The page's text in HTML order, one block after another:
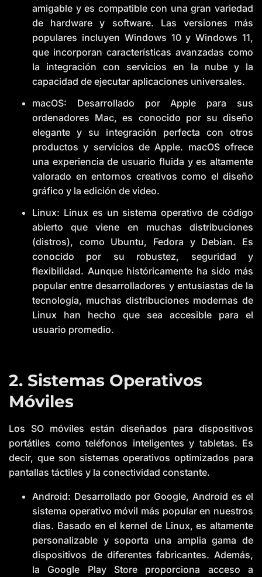
amigable y es compatible con una gran variedad
de hardware y software. Las versiones más
populares incluyen Windows 10 y Windows 11,
que incorporan características avanzadas como
la integración con servicios en la nube y la
capacidad de ejecutar aplicaciones universales.
macOS: Desarrollado por Apple para sus
ordenadores Mac, es conocido por su diseño
elegante y su integración perfecta con otros
productos y servicios de Apple. macOS ofrece
una experiencia de usuario fluida y es altamente
valorado en entornos creativos como el diseño
gráfico y la edición de video.
Linux: Linux es un sistema operativo de código
abierto que viene en muchas distribuciones
(distros), como Ubuntu, Fedora y Debian. Es
conocido por su robustez, seguridad y
flexibilidad. Aunque históricamente ha sido más
popular entre desarrolladores y entusiastas de la
tecnología, muchas distribuciones modernas de
Linux han hecho que sea accesible para el
usuario promedio.
2. Sistemas Operativos
Móviles
Los SO móviles están diseñados para dispositivos
portátiles como teléfonos inteligentes y tabletas. Es
decir, que son sistemas operativos optimizados para
pantallas táctiles y la conectividad constante.
Android: Desarrollado por Google, Android es el
sistema operativo móvil más popular en nuestros
días. Basado en el kernel de Linux, es altamente
personalizable y soporta una amplia gama de
dispositivos de diferentes fabricantes. Además,
la Google Play Store proporciona acceso a